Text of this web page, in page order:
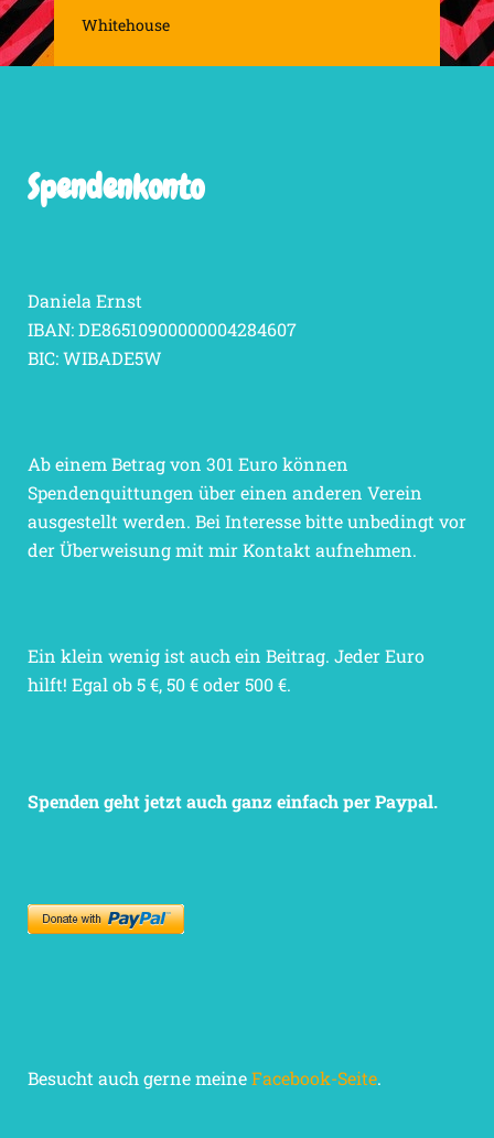
Whitehouse
Spendenkonto
Daniela Ernst
IBAN: DE86510900000004284607
BIC: WIBADE5W
Ab einem Betrag von 301 Euro können
Spendenquittungen über einen anderen Verein
ausgestellt werden. Bei Interesse bitte unbedingt vor
der Überweisung mit mir Kontakt aufnehmen.
Ein klein wenig ist auch ein Beitrag. Jeder Euro
hilft! Egal ob 5 €, 50 € oder 500 €.
Spenden geht jetzt auch ganz einfach per Paypal.
Besucht auch gerne meineFacebook-Seite.